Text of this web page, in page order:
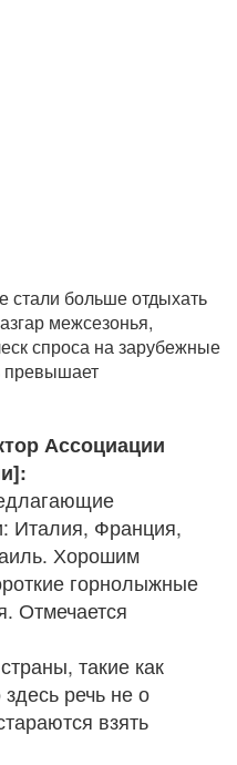
стали больше отдыхать
межсезонья,
спроса на зарубежные
превышает
Ассоциации
Италия, Франция,
Хорошим
горнолыжные
Отмечается
такие как
речь не о
взять